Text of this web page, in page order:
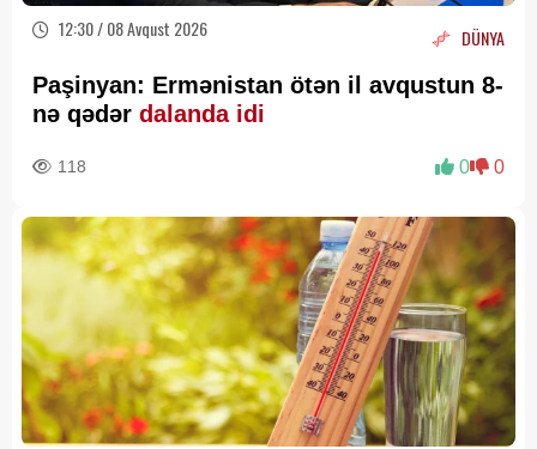
12:30 / 08 Avqust 2026 DÜNYA
Paşinyan: Ermənistan ötən il avqustun 8-
nə qədər dalanda idi
118 0 0